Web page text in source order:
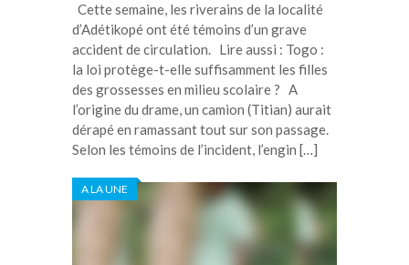
Cette semaine, les riverains de la localité
d’Adétikopé ont été témoins d’un grave
accident de circulation. Lire aussi : Togo :
la loi protège-t-elle suffisamment les filles
des grossesses en milieu scolaire ? A
l’origine du drame, un camion (Titian) aurait
dérapé en ramassant tout sur son passage.
Selon les témoins de l’incident, l’engin […]
A LA UNE